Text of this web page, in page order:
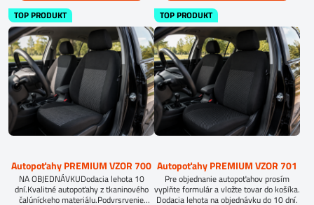
TOP PRODUKT
Autopoťahy PREMIUM VZOR 700
NA OBJEDNÁVKUDodacia lehota 10
dní.Kvalitné autopoťahy z tkaninového
čalúníckeho materiálu.Podvrsrvenie
TOP PRODUKT
Autopoťahy PREMIUM VZOR 701
Pre objednanie autopoťahov prosím
vyplňte formulár a vložte tovar do košíka.
Dodacia lehota na objednávku do 10 dní.